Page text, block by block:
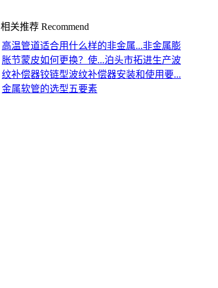
相关推荐 Recommend
高温管道适合用什么样的非金属...非金属膨
胀节蒙皮如何更换？使...泊头市拓进生产波
纹补偿器铰链型波纹补偿器安装和使用要...
金属软管的选型五要素